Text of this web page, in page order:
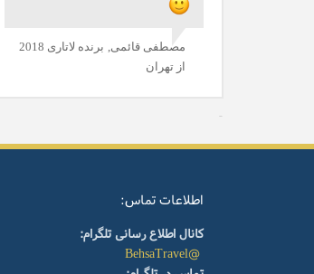
مصطفی قائمی,
برنده لاتاری 2018
از تهران
اطلاعات تماس:
کانال اطلاع رسانی تلگرام:
@BehsaTravel